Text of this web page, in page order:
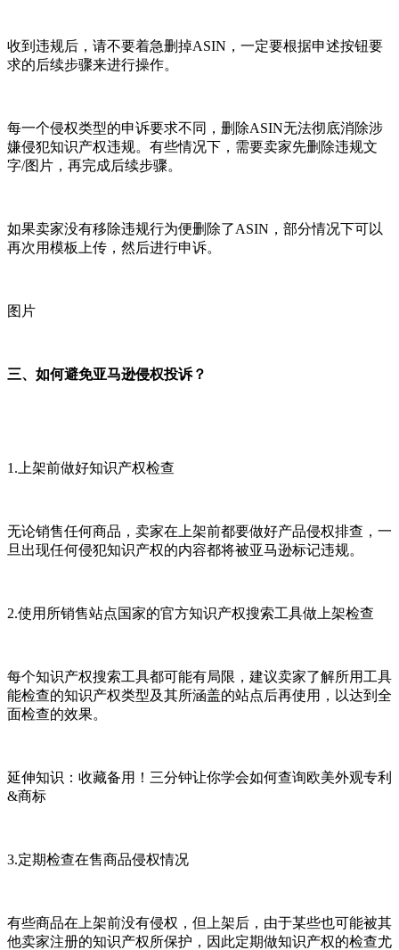
收到违规后，请不要着急删掉ASIN，一定要根据申述按钮要
求的后续步骤来进行操作。
每一个侵权类型的申诉要求不同，删除ASIN无法彻底消除涉
嫌侵犯知识产权违规。有些情况下，需要卖家先删除违规文
字/图片，再完成后续步骤。
如果卖家没有移除违规行为便删除了ASIN，部分情况下可以
再次用模板上传，然后进行申诉。
图片
三、 如何避免亚马逊侵权投诉？
1.上架前做好知识产权检查
无论销售任何商品，卖家在上架前都要做好产品侵权排查，一
旦出现任何侵犯知识产权的内容都将被亚马逊标记违规。
2.使用所销售站点国家的官方知识产权搜索工具做上架检查
每个知识产权搜索工具都可能有局限，建议卖家了解所用工具
能检查的知识产权类型及其所涵盖的站点后再使用，以达到全
面检查的效果。
延伸知识：收藏备用！三分钟让你学会如何查询欧美外观专利
&商标
3.定期检查在售商品侵权情况
有些商品在上架前没有侵权，但上架后，由于某些也可能被其
他卖家注册的知识产权所保护，因此定期做知识产权的检查尤